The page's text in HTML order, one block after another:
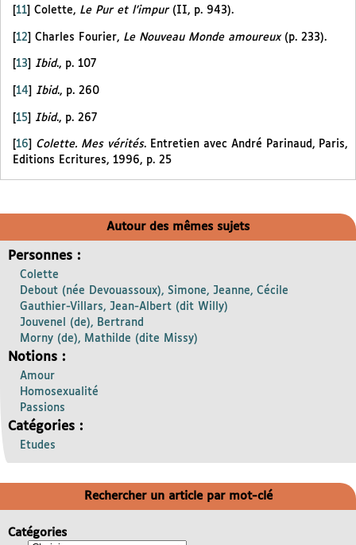
11 Colette, Le Pur et l’impur(II, p. 943).
[12] Charles Fourier, Le Nouveau Monde amoureux(p. 233).
13 Ibid., p. 107
14 Ibid., p. 260
[15] Ibid., p. 267
16 Colette. Mes vérités. Entretien avec André Parinaud, Paris,
Editions Ecritures, 1996, p. 25
Autour des mêmes sujets
Personnes :
Colette
Debout (née Devouassoux), Simone, Jeanne, Cécile
Gauthier-Villars, Jean-Albert (dit Willy)
Jouvenel (de), Bertrand
Morny (de), Mathilde (dite Missy)
Notions :
Amour
Homosexualité
Passions
Catégories :
Etudes
Rechercher un article par mot-clé
Catégories